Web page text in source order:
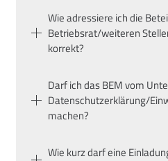
Wie adressiere ich die
Betriebsrat/weiteren
korrekt?
Darf ich das BEM vom
Datenschutzerklärung/
machen?
Wie kurz darf eine